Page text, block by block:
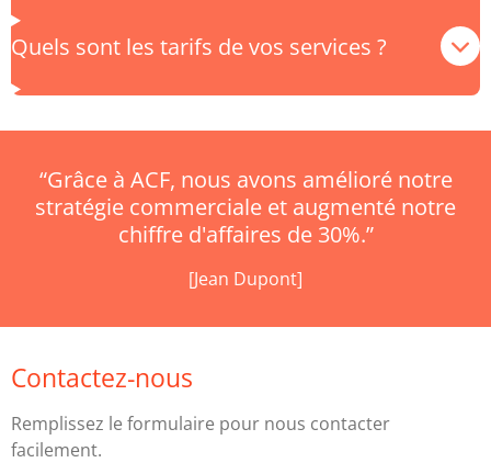
Quels sont les tarifs de vos services ?
“Grâce à ACF, nous avons amélioré notre
stratégie commerciale et augmenté notre
chiffre d'affaires de 30%.”
[Jean Dupont]
Contactez-nous
Remplissez le formulaire pour nous contacter
facilement.